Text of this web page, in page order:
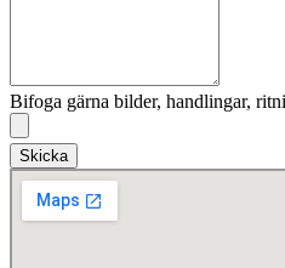
Bifoga gärna bilder, handlingar,
Skicka